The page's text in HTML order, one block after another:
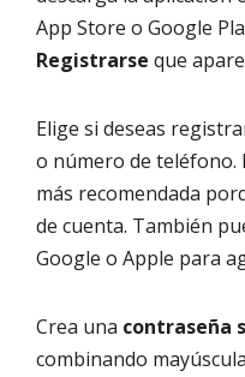
App Store o Google
Registrarse que
Elige si deseas
o número de teléfono.
más recomendada
de cuenta. También
Google o Apple para
Crea una contraseña
combinando